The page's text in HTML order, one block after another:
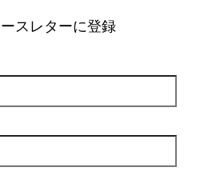
スレターに登録